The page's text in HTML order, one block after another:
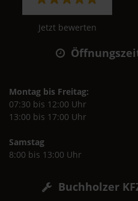
Jetzt bewerten
Montag bis Freitag:
07:30 bis 12:00 Uhr
13:00 bis 17:00 Uhr
Samstag
8:00 bis 13:00 Uhr
Buchholzer